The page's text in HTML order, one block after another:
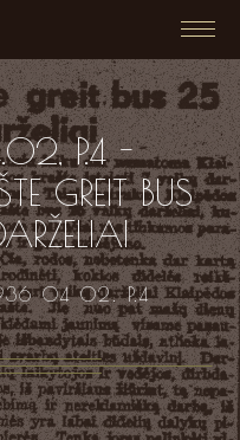
P.4 -
GREIT BUS
04 02. P.4